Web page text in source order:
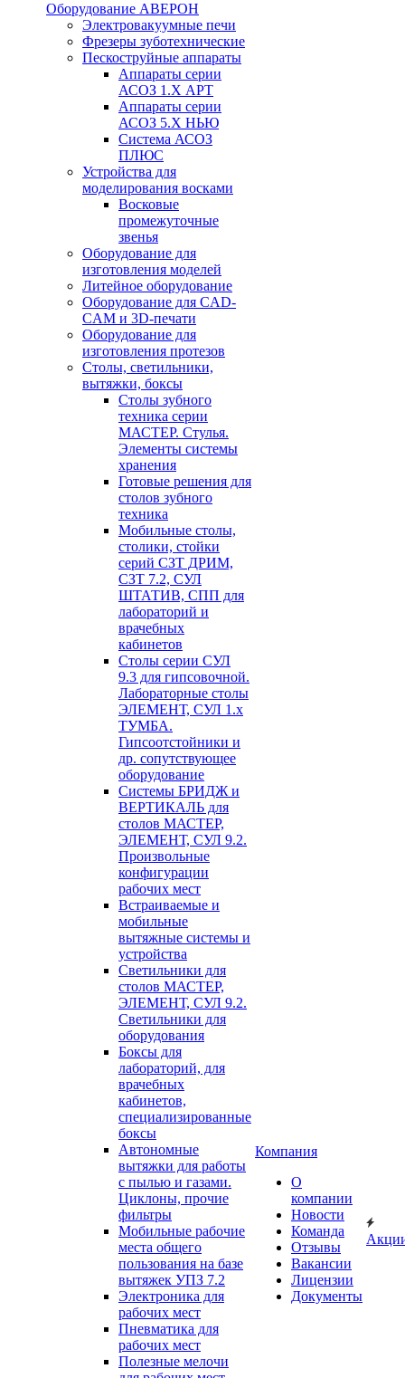
Оборудование АВЕРОН
Электровакуумные печи
Фрезеры зуботехнические
Пескоструйные аппараты
Аппараты серии
АСОЗ 1.Х АРТ
Аппараты серии
АСОЗ 5.Х НЬЮ
Система АСОЗ
ПЛЮС
Устройства для
моделирования восками
Восковые
промежуточные
звенья
Оборудование для
изготовления моделей
Литейное оборудование
Оборудование для CAD-
CAM и 3D-печати
Оборудование для
изготовления протезов
Cтолы, светильники,
вытяжки, боксы
Столы зубного
техника серии
МАСТЕР. Стулья.
Элементы системы
хранения
Готовые решения для
столов зубного
техника
Мобильные столы,
столики, стойки
серий СЗТ ДРИМ,
СЗТ 7.2, СУЛ
ШТАТИВ, СПП для
лабораторий и
врачебных
кабинетов
Столы серии СУЛ
9.3 для гипсовочной.
Лабораторные столы
ЭЛЕМЕНТ, СУЛ 1.х
ТУМБА.
Гипсоотстойники и
др. сопутствующее
оборудование
Системы БРИДЖ и
ВЕРТИКАЛЬ для
столов МАСТЕР,
ЭЛЕМЕНТ, СУЛ 9.2.
Произвольные
конфигурации
рабочих мест
Встраиваемые и
мобильные
вытяжные системы и
устройства
Светильники для
столов МАСТЕР,
ЭЛЕМЕНТ, СУЛ 9.2.
Светильники для
оборудования
Боксы для
лабораторий, для
врачебных
кабинетов,
специализированные
боксы
Автономные
вытяжки для работы
с пылью и газами.
Циклоны, прочие
фильтры
Мобильные рабочие
места общего
пользования на базе
вытяжек УПЗ 7.2
Электроника для
рабочих мест
Пневматика для
рабочих мест
Полезные мелочи
Компания
О
компании
Новости
Команда
Отзывы
Вакансии
Лицензии
Документы